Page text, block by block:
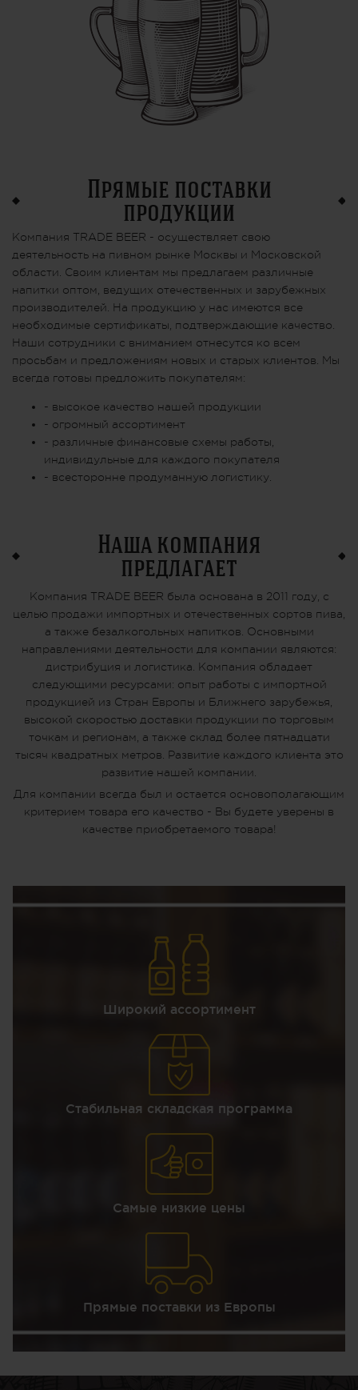
Прямые поставки
продукции
Компания TRADE BEER - осуществляет свою
деятельность на пивном рынке Москвы и Московской
области. Своим клиентам мы предлагаем различные
напитки оптом, ведущих отечественных и зарубежных
производителей. На продукцию у нас имеются все
необходимые сертификаты, подтверждающие качество.
Наши сотрудники с вниманием отнесутся ко всем
просьбам и предложениям новых и старых клиентов. Мы
всегда готовы предложить покупателям:
- высокое качество нашей продукции
- огромный ассортимент
- различные финансовые схемы работы,
индивидульные для каждого покупателя
- всесторонне продуманную логистику.
Наша компания
предлагает
Компания TRADE BEER была основана в 2011 году, с
целью продажи импортных и отечественных сортов пива,
а также безалкогольных напитков. Основными
направлениями деятельности для компании являются:
дистрибуция и логистика. Компания обладает
следующими ресурсами: опыт работы с импортной
продукцией из Стран Европы и Ближнего зарубежья,
высокой скоростью доставки продукции по торговым
точкам и регионам, а также склад более пятнадцати
тысяч квадратных метров. Развитие каждого клиента это
развитие нашей компании.
Для компании всегда был и остается основополагающим
критерием товара его качество - Вы будете уверены в
качестве приобретаемого товара!
Широкий ассортимент
Стабильная складская программа
Самые низкие цены
Прямые поставки из Европы